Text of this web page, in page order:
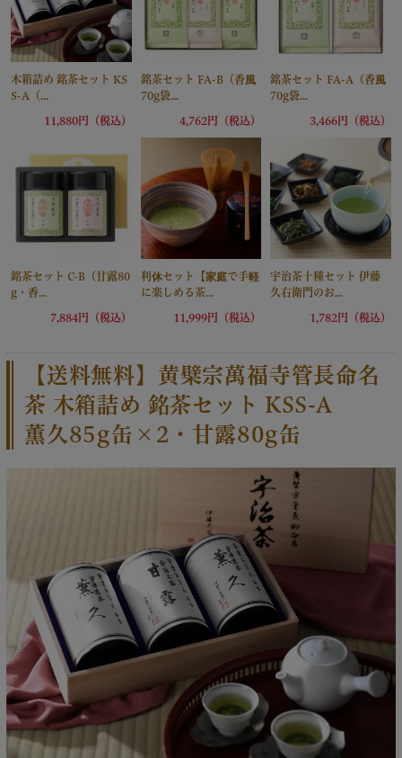
木箱詰め 銘茶セット KS
S-A（...
11,880円（税込）
銘茶セット FA-B（香風
70g袋...
4,762円（税込）
銘茶セット FA-A（香風
70g袋...
3,466円（税込）
銘茶セット C-B（甘露80
g・香...
7,884円（税込）
利休セット【家庭で手軽
に楽しめる茶...
11,999円（税込）
宇治茶十種セット 伊藤
久右衛門のお...
1,782円（税込）
【送料無料】黄檗宗萬福寺管長命名
茶 木箱詰め 銘茶セット KSS-A
薫久85g缶×2・甘露80g缶